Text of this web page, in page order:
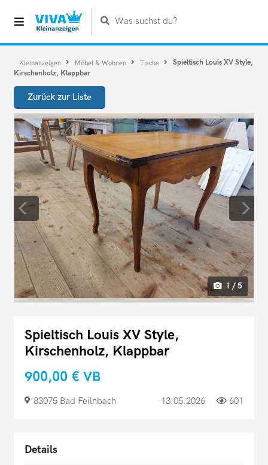
Was suchst du?
Kleinanzeigen Möbel & Wohnen Tische
Spieltisch Louis XV Style,
Kirschenholz, Klappbar
Zurück zur Liste
1 / 5
Spieltisch Louis XV Style,
Kirschenholz, Klappbar
900,00 € VB
83075 Bad Feilnbach 13.05.2026 601
Details